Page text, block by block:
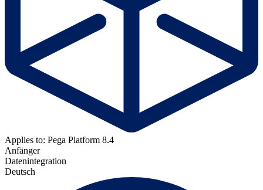
Applies to: Pega Platform 8.4
Anfänger
Datenintegration
Deutsch